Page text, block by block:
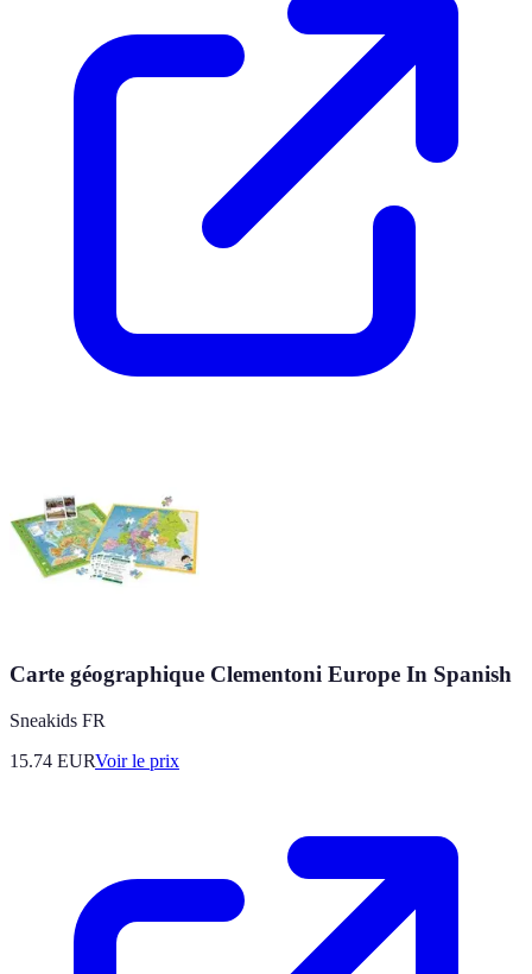
Carte géographique Clementoni Europe In Spanish
Sneakids FR
15.74 EURVoir le prix